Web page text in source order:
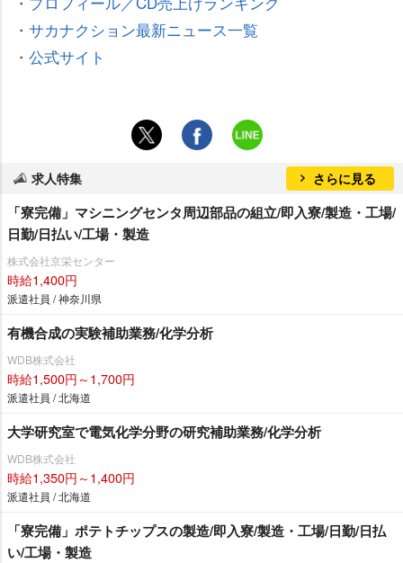
・ サカナクション最新ニュース一覧
・ 公式サイト
求人特集 さらに見る
「寮完備」マシニングセンタ周辺部品の組立/即入寮/製造・工場/
日勤/日払い/工場・製造
株式会社京栄センター
時給1,400円
派遣社員 / 神奈川県
有機合成の実験補助業務/化学分析
WDB株式会社
時給1,500円～1,700円
派遣社員 / 北海道
大学研究室で電気化学分野の研究補助業務/化学分析
WDB株式会社
時給1,350円～1,400円
派遣社員 / 北海道
「寮完備」ポテトチップスの製造/即入寮/製造・工場/日勤/日払
い/工場・製造